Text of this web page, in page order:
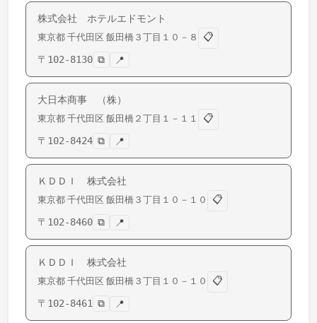
株式会社 ホテルエドモント
東京都 千代田区 飯田橋 ３丁目１０－８
📋
〒 102-8130 ⧉ 📍
大日本商事 （株）
東京都 千代田区 飯田橋 ２丁目１－１１
📋
〒 102-8424 ⧉ 📍
ＫＤＤＩ 株式会社
東京都 千代田区 飯田橋 ３丁目１０－１０
📋
〒 102-8460 ⧉ 📍
ＫＤＤＩ 株式会社
東京都 千代田区 飯田橋 ３丁目１０－１０
📋
〒 102-8461 ⧉ 📍